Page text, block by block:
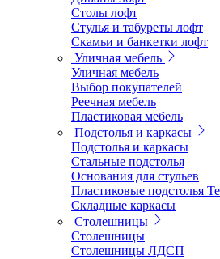
Столы лофт
Стулья и табуреты лофт
Скамьи и банкетки лофт
Уличная мебель
Уличная мебель
Выбор покупателей
Реечная мебель
Пластиковая мебель
Подстолья и каркасы
Подстолья и каркасы
Стальные подстолья
Основания для стульев
Пластиковые подстолья
Складные каркасы
Столешницы
Столешницы
Столешницы ЛДСП